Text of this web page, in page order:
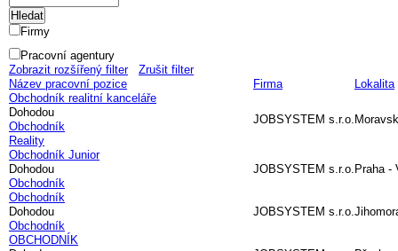
Firmy
Pracovní agentury
Zobrazit rozšířený filter
Zrušit filter
Název pracovní pozice
Firma
Lokalita
Obchodník realitní kanceláře
Dohodou
Obchodník
Reality
JOBSYSTEM s.r.o.
Obchodník Junior
Dohodou
Obchodník
JOBSYSTEM s.r.o. Praha -
Obchodník
Dohodou
Obchodník
JOBSYSTEM s.r.o.
OBCHODNÍK